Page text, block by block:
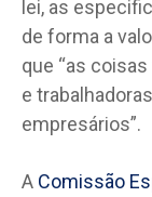
lei, as
de forma a
que “as
e
empresários”.
A Comissão